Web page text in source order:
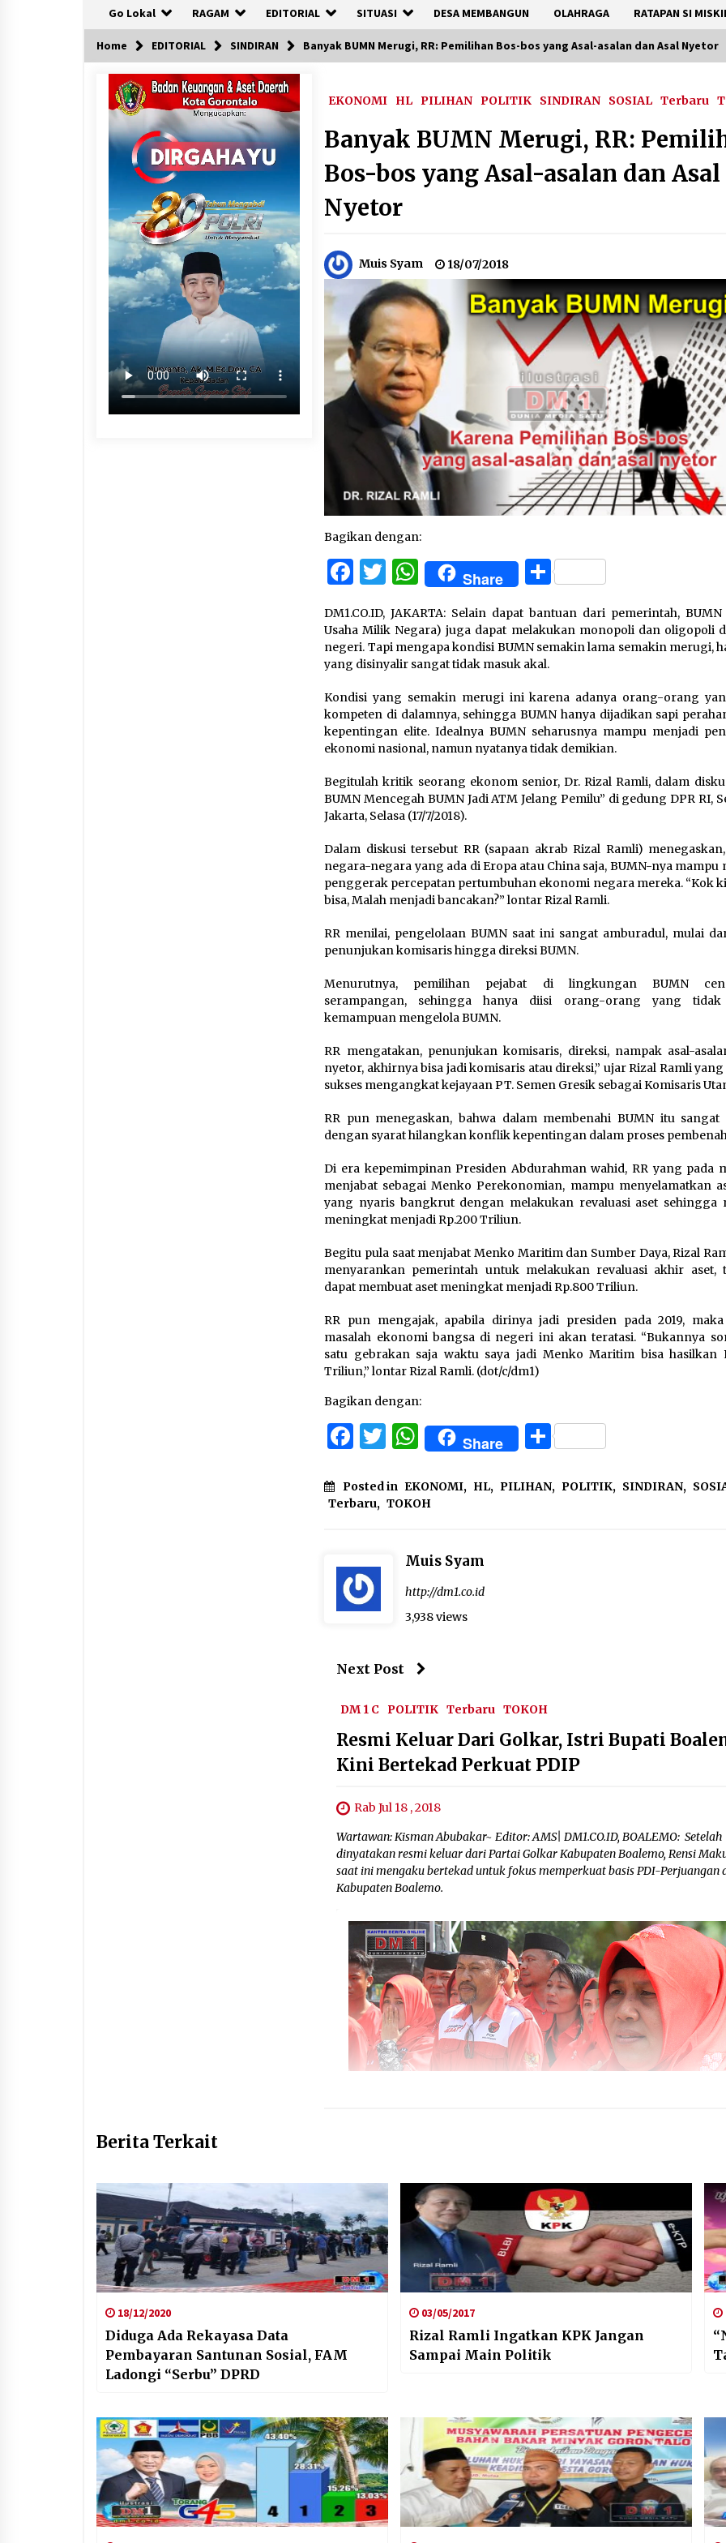
Go Lokal RAGAM EDITORIAL SITUASI DESA MEMBANGUN OLAHRAGA RATAPAN SI
Home EDITORIAL SINDIRAN Banyak BUMN Merugi, RR: Pemilihan Bos-bos yang Asal-asalan dan Asal Nyetor
EKONOMI HL PILIHAN POLITIK SINDIRAN SOSIAL Terbaru
Banyak BUMN Merugi, RR:
Bos-bos yang Asal-asalan dan Asal
Nyetor
Muis Syam 18/07/2018
Bagikan dengan:
Facebook
Twitter
WhatsApp
Share Share
DM1.CO.ID, JAKARTA: Selain dapat bantuan dari pemerintah,
Usaha Milik Negara) juga dapat melakukan monopoli dan oligopoli
negeri. Tapi mengapa kondisi BUMN semakin lama semakin merugi,
yang disinyalir sangat tidak masuk akal.
Kondisi yang semakin merugi ini karena adanya orang-orang
kompeten di dalamnya, sehingga BUMN hanya dijadikan sapi
kepentingan elite. Idealnya BUMN seharusnya mampu menjadi
ekonomi nasional, namun nyatanya tidak demikian.
Begitulah kritik seorang ekonom senior, Dr. Rizal Ramli, dalam
BUMN Mencegah BUMN Jadi ATM Jelang Pemilu” di gedung DPR RI,
Jakarta, Selasa (17/7/2018).
Dalam diskusi tersebut RR (sapaan akrab Rizal Ramli)
negara-negara yang ada di Eropa atau China saja, BUMN-nya mampu
penggerak percepatan pertumbuhan ekonomi negara mereka. “Kok
bisa, Malah menjadi bancakan?” lontar Rizal Ramli.
RR menilai, pengelolaan BUMN saat ini sangat amburadul, mulai
penunjukan komisaris hingga direksi BUMN.
Menurutnya, pemilihan pejabat di lingkungan BUMN
serampangan, sehingga hanya diisi orang-orang yang tidak
kemampuan mengelola BUMN.
RR mengatakan, penunjukan komisaris, direksi, nampak asal-
nyetor, akhirnya bisa jadi komisaris atau direksi,” ujar Rizal Ramli
sukses mengangkat kejayaan PT. Semen Gresik sebagai Komisaris
RR pun menegaskan, bahwa dalam membenahi BUMN itu sangat
dengan syarat hilangkan konflik kepentingan dalam proses
Di era kepemimpinan Presiden Abdurahman wahid, RR yang pada
menjabat sebagai Menko Perekonomian, mampu menyelamatkan
yang nyaris bangkrut dengan melakukan revaluasi aset sehingga
meningkat menjadi Rp.200 Triliun.
Begitu pula saat menjabat Menko Maritim dan Sumber Daya, Rizal
menyarankan pemerintah untuk melakukan revaluasi akhir aset,
dapat membuat aset meningkat menjadi Rp.800 Triliun.
RR pun mengajak, apabila dirinya jadi presiden pada 2019,
masalah ekonomi bangsa di negeri ini akan teratasi. “Bukannya
satu gebrakan saja waktu saya jadi Menko Maritim bisa hasilkan
Triliun,” lontar Rizal Ramli. (dot/c/dm1)
Bagikan dengan:
Facebook
Twitter
WhatsApp
Share Share
Posted in EKONOMI, HL, PILIHAN, POLITIK, SINDIRAN,
Terbaru, TOKOH
Muis Syam
http://dm1.co.id
3,938 views
Next Post
DM 1 C POLITIK Terbaru TOKOH
Resmi Keluar Dari Golkar, Istri Bupati
Kini Bertekad Perkuat PDIP
Rab Jul 18 , 2018
Wartawan: Kisman Abubakar~ Editor: AMS| DM1.CO.ID, BOALEMO: Setelah
dinyatakan resmi keluar dari Partai Golkar Kabupaten Boalemo, Rensi
saat ini mengaku bertekad untuk fokus memperkuat basis PDI-Perjuangan
Kabupaten Boalemo.
Berita Terkait
18/12/2020
Diduga Ada Rekayasa Data
Pembayaran Santunan Sosial, FAM
Ladongi “Serbu” DPRD
03/05/2017
Rizal Ramli Ingatkan KPK Jangan
Sampai Main Politik